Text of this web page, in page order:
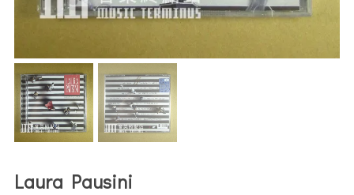
Laura Pausini